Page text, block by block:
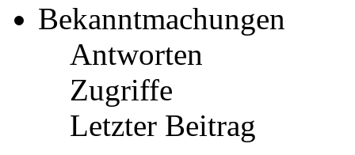
Bekanntmachungen
Antworten
Zugriffe
Letzter Beitrag